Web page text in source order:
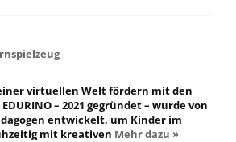
virtuellen Welt fördern mit den
– 2021 gegründet – wurde von
entwickelt, um Kinder im
mit kreativen Mehr dazu »